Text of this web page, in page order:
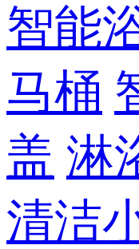
智能
马桶
盖 淋
清洁